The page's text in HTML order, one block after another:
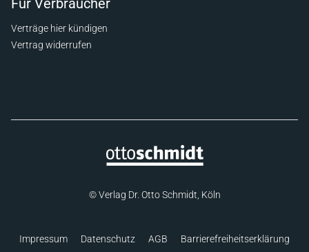
Für Verbraucher
Verträge hier kündigen
Vertrag widerrufen
© Verlag Dr. Otto Schmidt, Köln
Impressum Datenschutz AGB Barrierefreiheitserklärung